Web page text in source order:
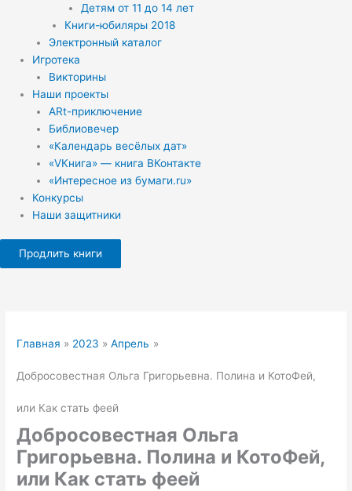
Детям от 11 до 14 лет
Книги-юбиляры 2018
Электронный каталог
Игротека
Викторины
Наши проекты
ARt-приключение
Библиовечер
«Календарь весёлых дат»
«VКнига» — книга ВКонтакте
«Интересное из бумаги.ru»
Конкурсы
Наши защитники
Продлить книги
Главная 2023 Апрель
Добросовестная Ольга Григорьевна. Полина и КотоФей,
или Как стать феей
Добросовестная Ольга
Григорьевна. Полина и КотоФей,
или Как стать феей